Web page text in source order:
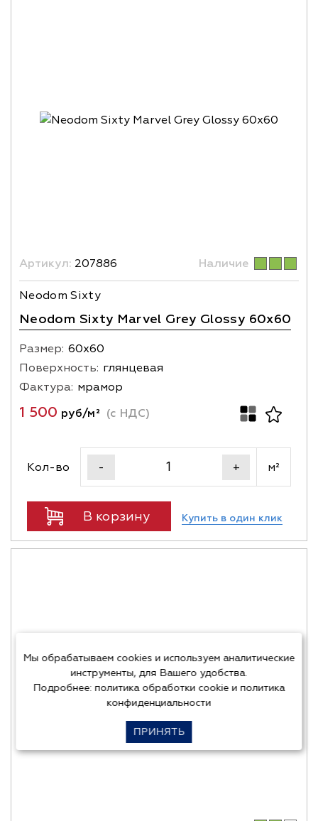
Артикул: 207886 Наличие
Neodom Sixty
Neodom Sixty Marvel Grey Glossy 60x60
Размер: 60х60
Поверхность: глянцевая
Фактура: мрамор
1 500 руб/м² (с НДС)
Кол-во - + м²
В корзину Купить в один клик
Мы обрабатываем cookies и используем аналитические
инструменты, для Вашего удобства.
Подробнее: политика обработки cookieи политика
конфиденциальности
ПРИНЯТЬ